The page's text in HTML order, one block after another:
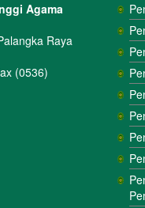
Agama
Raya
(0536)